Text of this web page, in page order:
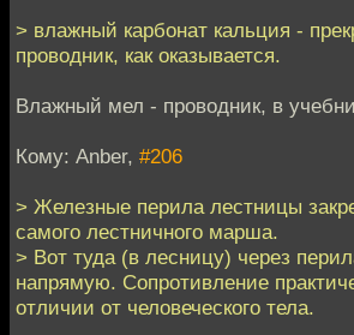
> влажный карбонат кальция -
проводник, как оказывается.
Влажный мел - проводник, в
Кому: Anber, #206
> Железные перила лестницы
самого лестничного марша.
> Вот туда (в лесницу) через
напрямую. Сопротивление
отличии от человеческого тела.